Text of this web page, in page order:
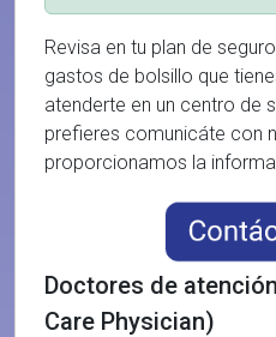
Revisa en tu plan de
gastos de bolsillo que
atenderte en un centro de
prefieres comunicáte con
proporcionamos la
Doctores de
Care Physician)